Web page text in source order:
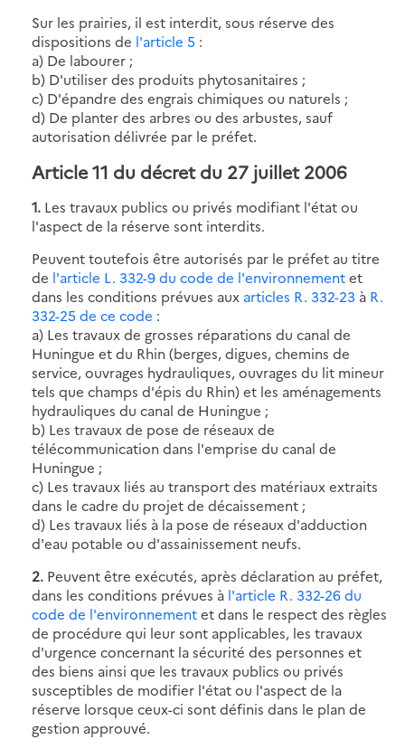
Sur les prairies, il est interdit, sous réserve des
dispositions de l'article 5 :
a) De labourer ;
b) D'utiliser des produits phytosanitaires ;
c) D'épandre des engrais chimiques ou naturels ;
d) De planter des arbres ou des arbustes, sauf
autorisation délivrée par le préfet.
Article 11 du décret du 27 juillet 2006
1. Les travaux publics ou privés modifiant l'état ou
l'aspect de la réserve sont interdits.
Peuvent toutefois être autorisés par le préfet au titre
de l'article L. 332-9 du code de l'environnementet
dans les conditions prévues aux articles R. 332-23 à R.
332-25 de ce code :
a) Les travaux de grosses réparations du canal de
Huningue et du Rhin (berges, digues, chemins de
service, ouvrages hydrauliques, ouvrages du lit mineur
tels que champs d'épis du Rhin) et les aménagements
hydrauliques du canal de Huningue ;
b) Les travaux de pose de réseaux de
télécommunication dans l'emprise du canal de
Huningue ;
c) Les travaux liés au transport des matériaux extraits
dans le cadre du projet de décaissement ;
d) Les travaux liés à la pose de réseaux d'adduction
d'eau potable ou d'assainissement neufs.
2. Peuvent être exécutés, après déclaration au préfet,
dans les conditions prévues à l'article R. 332-26 du
code de l'environnementet dans le respect des règles
de procédure qui leur sont applicables, les travaux
d'urgence concernant la sécurité des personnes et
des biens ainsi que les travaux publics ou privés
susceptibles de modifier l'état ou l'aspect de la
réserve lorsque ceux-ci sont définis dans le plan de
gestion approuvé.